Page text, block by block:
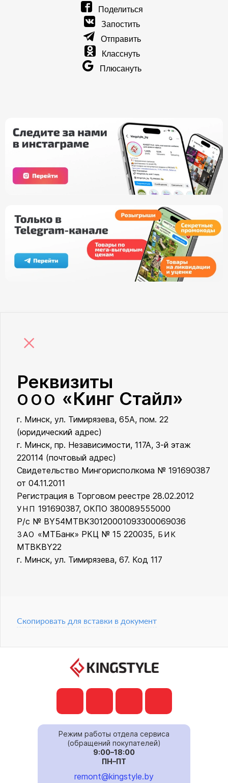
Поделиться
Запостить
Отправить
Класснуть
Плюсануть
×
Реквизиты
ООО «Кинг Стайл»
ООО «Кинг Стайл»
г. Минск, ул. Тимирязева, 65А, пом. 22
(юридический адрес)
г. Минск, пр. Независимости, 117А, 3-й этаж
220114 (почтовый адрес)
Свидетельство Мингорисполкома № 191690387
от 04.11.2011
Регистрация в Торговом реестре 28.02.2012
УНП 191690387, ОКПО 380089555000
Р/с № BY54MTBK30120001093300069036
ЗАО «МТБанк» РКЦ № 15 220035, БИК
MTBKBY22
г. Минск, ул. Тимирязева, 67. Код 117
Скопировать для вставки в документ
Режим работы отдела сервиса
(обращений покупателей)
9:00–18:00
ПН–ПТ
remont@kingstyle.by